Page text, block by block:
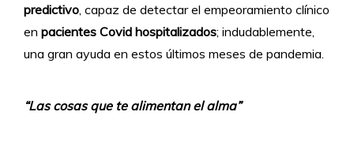
predictivo , capaz de detectar el empeoramiento clínico
en pacientes Covid hospitalizados; indudablemente,
una gran ayuda en estos últimos meses de pandemia.
“Las cosas que te alimentan el alma”